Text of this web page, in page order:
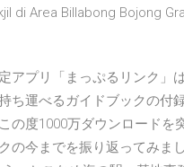
di Area Billabong Bojong
アプリ「まっぷるリンク」
ち運べるガイドブックの付
の度1000万ダウンロードを
の今までを振り返ってみま